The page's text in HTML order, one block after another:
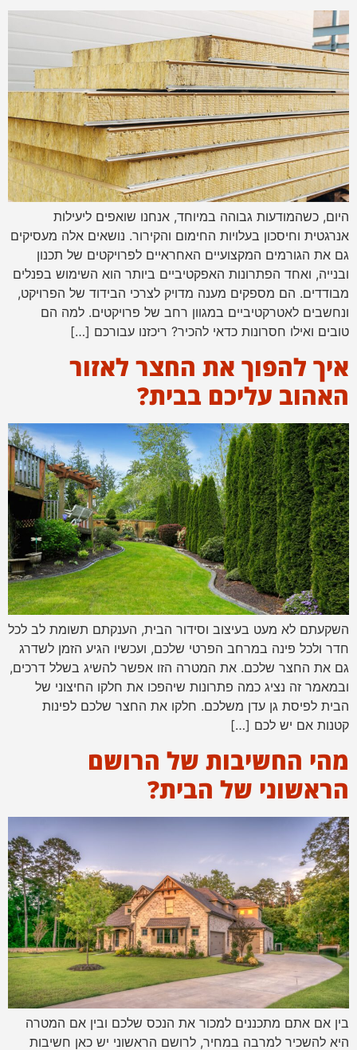
היום, כשהמודעות גבוהה במיוחד, אנחנו שואפים ליעילות
אנרגטית וחיסכון בעלויות החימום והקירור. נושאים אלה מעסיקים
גם את הגורמים המקצועיים האחראיים לפרויקטים של תכנון
ובנייה, ואחד הפתרונות האפקטיביים ביותר הוא השימוש בפנלים
מבודדים. הם מספקים מענה מדויק לצרכי הבידוד של הפרויקט,
ונחשבים לאטרקטיביים במגוון רחב של פרויקטים. למה הם
טובים ואילו חסרונות כדאי להכיר? ריכזנו עבורכם […]
איך להפוך את החצר לאזור
האהוב עליכם בבית?
השקעתם לא מעט בעיצוב וסידור הבית, הענקתם תשומת לב לכל
חדר ולכל פינה במרחב הפרטי שלכם, ועכשיו הגיע הזמן לשדרג
גם את החצר שלכם. את המטרה הזו אפשר להשיג בשלל דרכים,
ובמאמר זה נציג כמה פתרונות שיהפכו את חלקו החיצוני של
הבית לפיסת גן עדן משלכם. חלקו את החצר שלכם לפינות
קטנות אם יש לכם […]
מהי החשיבות של הרושם
הראשוני של הבית?
בין אם אתם מתכננים למכור את הנכס שלכם ובין אם המטרה
היא להשכיר למרבה במחיר, לרושם הראשוני יש כאן חשיבות